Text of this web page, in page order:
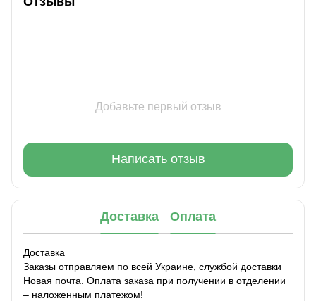
Добавьте первый отзыв
Написать отзыв
Доставка Оплата
Доставка
Заказы отправляем по всей Украине, службой доставки
Новая почта. Оплата заказа при получении в отделении
– наложенным платежом!